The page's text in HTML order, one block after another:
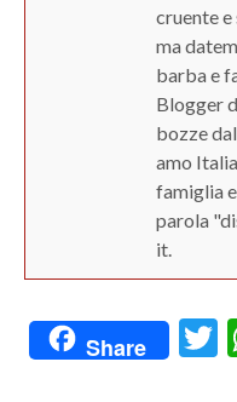
cruente e
ma
barba e
Blogger
bozze
amo
famiglia
parola
it.
Share